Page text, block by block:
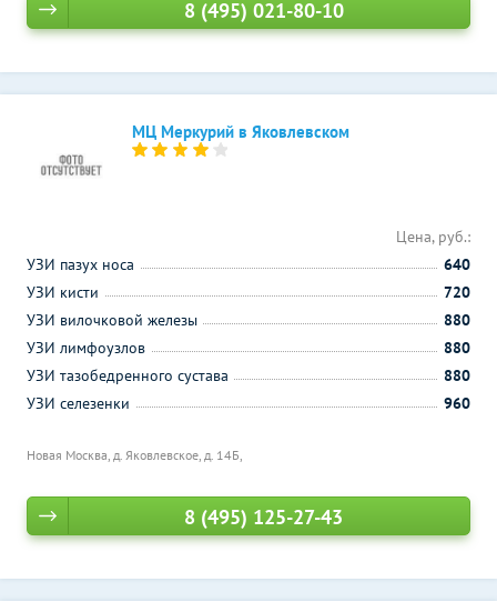
8 (495) 021-80-10
МЦ Меркурий в Яковлевском
Новая Москва, д. Яковлевское, д. 14Б,
Цена, руб.:
УЗИ пазух носа
640
УЗИ кисти
720
УЗИ вилочковой железы
880
УЗИ лимфоузлов
880
УЗИ тазобедренного сустава
880
УЗИ селезенки
960
8 (495) 125-27-43